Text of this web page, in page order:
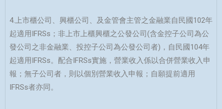
4.上市櫃公司、興櫃公司、及金管會主管之金融業自民國102年
起適用IFRSs；非上市上櫃興櫃之公發公司(含金控子公司為公
發公司之非金融業、投控子公司為公發公司者)，自民國104年
起適用IFRSs。配合IFRSs實施，營業收入係以合併營業收入申
報；無子公司者，則以個別營業收入申報；自願提前適用
IFRSs者亦同。